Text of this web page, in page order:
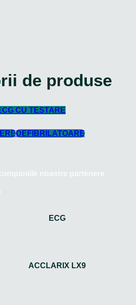
de produse
CU TESTARE
DEFIBRILATOARE
ECG
ACCLARIX LX9